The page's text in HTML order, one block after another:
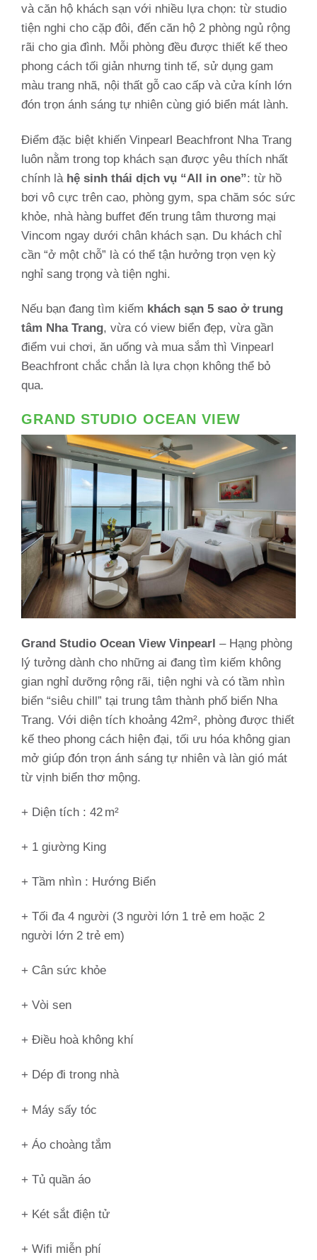
và căn hộ khách sạn với nhiều lựa chọn: từ studio
tiện nghi cho cặp đôi, đến căn hộ 2 phòng ngủ rộng
rãi cho gia đình. Mỗi phòng đều được thiết kế theo
phong cách tối giản nhưng tinh tế, sử dụng gam
màu trang nhã, nội thất gỗ cao cấp và cửa kính lớn
đón trọn ánh sáng tự nhiên cùng gió biển mát lành.
Điểm đặc biệt khiến Vinpearl Beachfront Nha Trang
luôn nằm trong top khách sạn được yêu thích nhất
chính là hệ sinh thái dịch vụ “All in one”: từ hồ
bơi vô cực trên cao, phòng gym, spa chăm sóc sức
khỏe, nhà hàng buffet đến trung tâm thương mại
Vincom ngay dưới chân khách sạn. Du khách chỉ
cần “ở một chỗ” là có thể tận hưởng trọn vẹn kỳ
nghỉ sang trọng và tiện nghi.
Nếu bạn đang tìm kiếm khách sạn 5 sao ở trung
tâm Nha Trang, vừa có view biển đẹp, vừa gần
điểm vui chơi, ăn uống và mua sắm thì Vinpearl
Beachfront chắc chắn là lựa chọn không thể bỏ
qua.
GRAND STUDIO OCEAN VIEW
Grand Studio Ocean View Vinpearl – Hạng phòng
lý tưởng dành cho những ai đang tìm kiếm không
gian nghỉ dưỡng rộng rãi, tiện nghi và có tầm nhìn
biển “siêu chill” tại trung tâm thành phố biển Nha
Trang. Với diện tích khoảng 42m², phòng được thiết
kế theo phong cách hiện đại, tối ưu hóa không gian
mở giúp đón trọn ánh sáng tự nhiên và làn gió mát
từ vịnh biển thơ mộng.
+ Diện tích : 42 m²
+ 1 giường King
+ Tầm nhìn : Hướng Biển
+ Tối đa 4 người (3 người lớn 1 trẻ em hoặc 2
người lớn 2 trẻ em)
+ Cân sức khỏe
+ Vòi sen
+ Điều hoà không khí
+ Dép đi trong nhà
+ Máy sấy tóc
+ Áo choàng tắm
+ Tủ quần áo
+ Két sắt điện tử
+ Wifi miễn phí